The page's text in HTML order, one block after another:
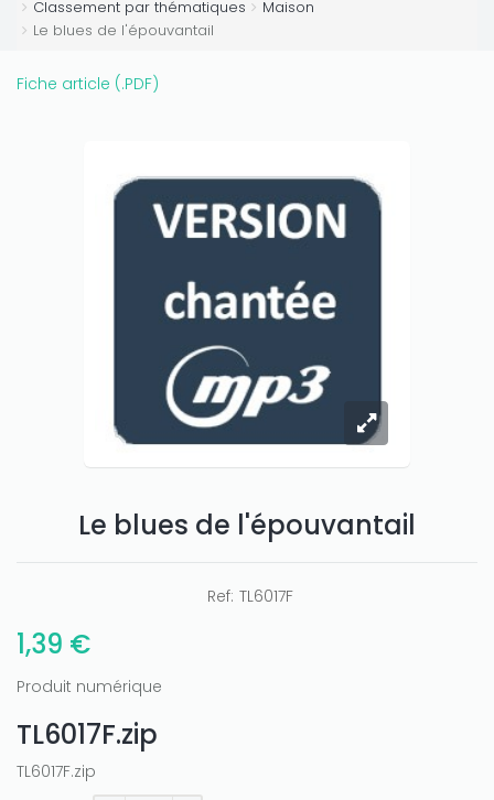
Classement par thématiques
Maison
Le blues de l'épouvantail
Fiche article (.PDF)
Le blues de l'épouvantail
Ref: TL6017F
1,39 €
Produit numérique
TL6017F.zip
TL6017F.zip
Only play atJoo casinoif you really want to win a huge